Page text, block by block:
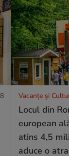
Vacanțe și
Locul din
european
atins 4,5
aduce o